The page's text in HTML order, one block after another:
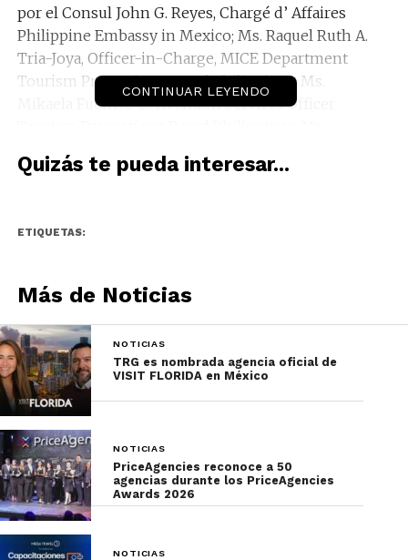
por el Consul John G. Reyes, Chargé d’ Affaires
Philippine Embassy in Mexico; Ms. Raquel Ruth A.
Tria-Joya, Officer-in-Charge, MICE Department
Tourism Promotions Board Philippines; Ms.
Mikaela Fuentes Convention Services Officer
Department of Tourism – Los Angeles Office; Mr.
Travel and Tours; Ms. Stephanie Villahermosa,
Tours Inc.;Mr. Gregor Zajc, General Manager Blue
Horizons Travel and Tours; y Mr. Paul Simental,
Representative Blue Horizons Travel and Tours.
CONTINUAR LEYENDO
Quizás te pueda interesar...
ETIQUETAS:
Más de Noticias
NOTICIAS
TRG es nombrada agencia oficial de
VISIT FLORIDA en México
NOTICIAS
PriceAgencies reconoce a 50
agencias durante los PriceAgencies
Awards 2026
NOTICIAS